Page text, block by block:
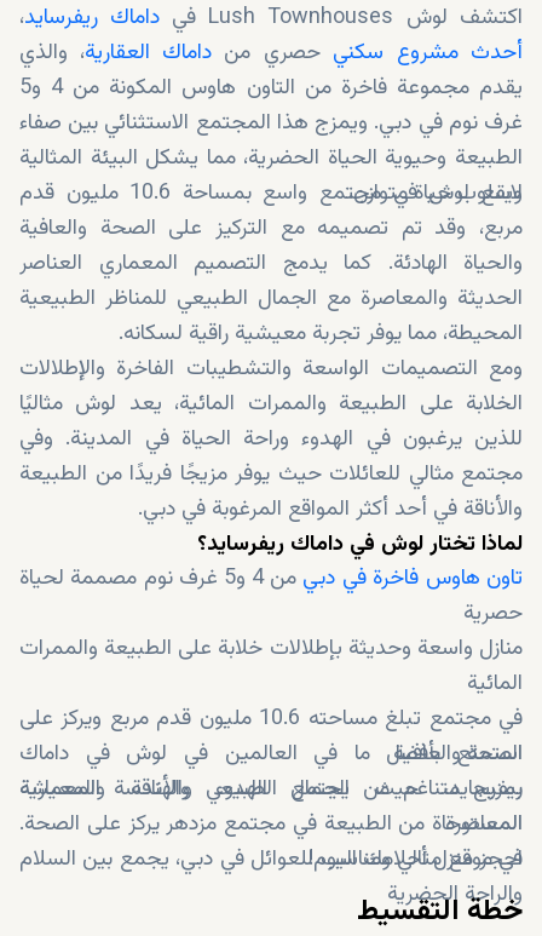
اكتشف لوش Lush Townhouses في داماك ريفرسايد،
أحدث مشروع سكني حصري من داماك العقارية، والذي
يقدم مجموعة فاخرة من التاون هاوس المكونة من 4 و5
غرف نوم في دبي. ويمزج هذا المجتمع الاستثنائي بين صفاء
الطبيعة وحيوية الحياة الحضرية، مما يشكل البيئة المثالية
لاسلوب حياة متوازن.
ويقع لوش في مجتمع واسع بمساحة 10.6 مليون قدم
مربع، وقد تم تصميمه مع التركيز على الصحة والعافية
والحياة الهادئة. كما يدمج التصميم المعماري العناصر
الحديثة والمعاصرة مع الجمال الطبيعي للمناظر الطبيعية
المحيطة، مما يوفر تجربة معيشية راقية لسكانه.
ومع التصميمات الواسعة والتشطيبات الفاخرة والإطلالات
الخلابة على الطبيعة والممرات المائية، يعد لوش مثاليًا
للذين يرغبون في الهدوء وراحة الحياة في المدينة. وفي
مجتمع مثالي للعائلات حيث يوفر مزيجًا فريدًا من الطبيعة
والأناقة في أحد أكثر المواقع المرغوبة في دبي.
لماذا تختار لوش في داماك ريفرسايد؟
تاون هاوس فاخرة في دبي
من 4 و5 غرف نوم مصممة لحياة
حصرية
منازل واسعة وحديثة بإطلالات خلابة على الطبيعة والممرات
المائية
في مجتمع تبلغ مساحته 10.6 مليون قدم مربع ويركز على
الصحة والعافية
بمزيج متناغم من الجمال الطبيعي والهندسة المعمارية
المعاصرة
في موقع مثالي ومناسب للعوائل في دبي، يجمع بين السلام
والراحة الحضرية
استمتع بأفضل ما في العالمين في لوش في داماك
ريفرسايد، حيث يجتمع الهدوء والأناقة والمعيشة
المستوحاة من الطبيعة في مجتمع مزدهر يركز على الصحة.
احجز منزل أحلامك اليوم!
خطة التقسيط